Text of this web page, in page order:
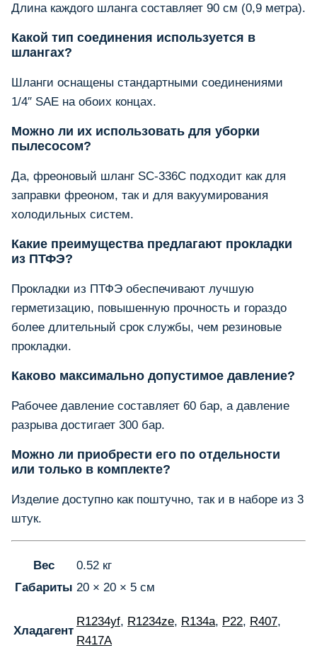
Длина каждого шланга составляет 90 см (0,9 метра).
Какой тип соединения используется в
шлангах?
Шланги оснащены стандартными соединениями
1/4″ SAE на обоих концах.
Можно ли их использовать для уборки
пылесосом?
Да, фреоновый шланг SC-336C подходит как для
заправки фреоном, так и для вакуумирования
холодильных систем.
Какие преимущества предлагают прокладки
из ПТФЭ?
Прокладки из ПТФЭ обеспечивают лучшую
герметизацию, повышенную прочность и гораздо
более длительный срок службы, чем резиновые
прокладки.
Каково максимально допустимое давление?
Рабочее давление составляет 60 бар, а давление
разрыва достигает 300 бар.
Можно ли приобрести его по отдельности
или только в комплекте?
Изделие доступно как поштучно, так и в наборе из 3
штук.
Вес
0.52 кг
Габариты 20 × 20 × 5 см
Хладагент
R1234yf, R1234ze, R134a, Р22, R407,
R417А